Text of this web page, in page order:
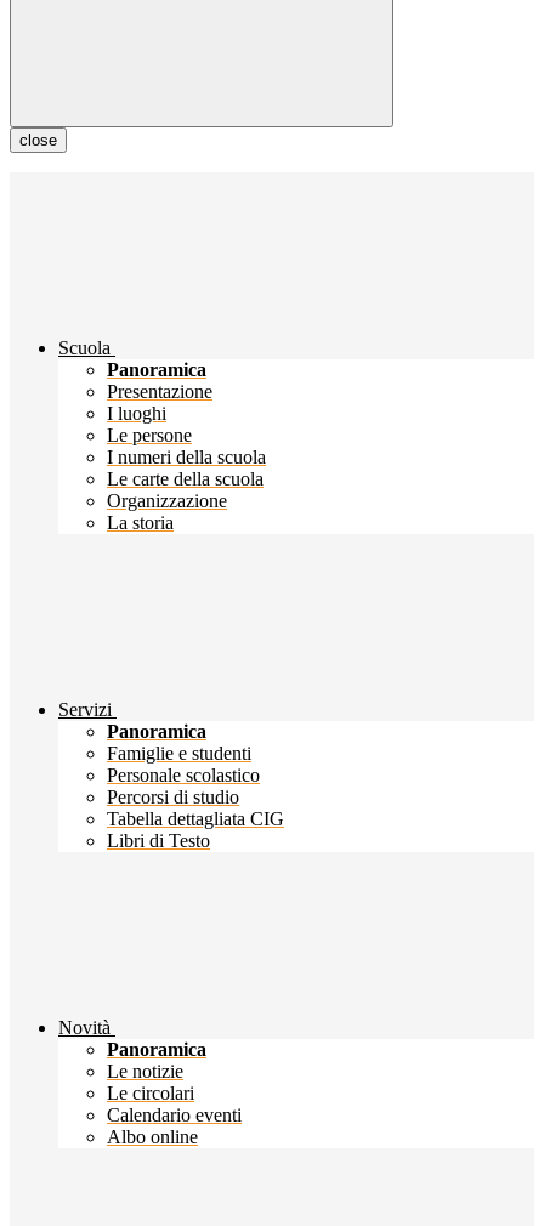
close
Scuola
Panoramica
Presentazione
I luoghi
Le persone
I numeri della scuola
Le carte della scuola
Organizzazione
La storia
Servizi
Panoramica
Famiglie e studenti
Personale scolastico
Percorsi di studio
Tabella dettagliata CIG
Libri di Testo
Novità
Panoramica
Le notizie
Le circolari
Calendario eventi
Albo online